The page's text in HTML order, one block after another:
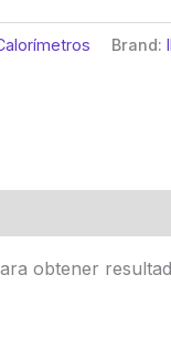
Brand:
obtener